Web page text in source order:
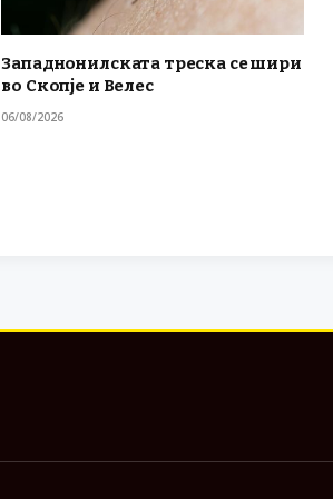
Западнонилската треска се шири
во Скопје и Велес
06/08/2026